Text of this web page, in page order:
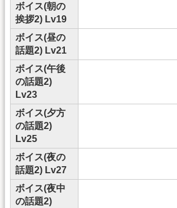
ボイス(朝の
挨拶2) Lv19
ボイス(昼の
話題2) Lv21
ボイス(午後
の話題2)
Lv23
ボイス(夕方
の話題2)
Lv25
ボイス(夜の
話題2) Lv27
ボイス(夜中
の話題2)